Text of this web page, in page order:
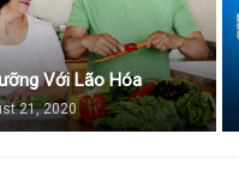
Với Lão Hóa
21, 2020